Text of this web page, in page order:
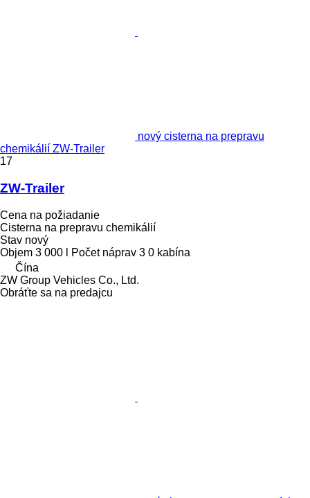
nový cisterna na prepravu
chemikálií ZW-Trailer
17
ZW-Trailer
Cena na požiadanie
Cisterna na prepravu chemikálií
Stav nový
Objem 3 000 l Počet náprav 3 0 kabína
Čína
ZW Group Vehicles Co., Ltd.
Obráťte sa na predajcu